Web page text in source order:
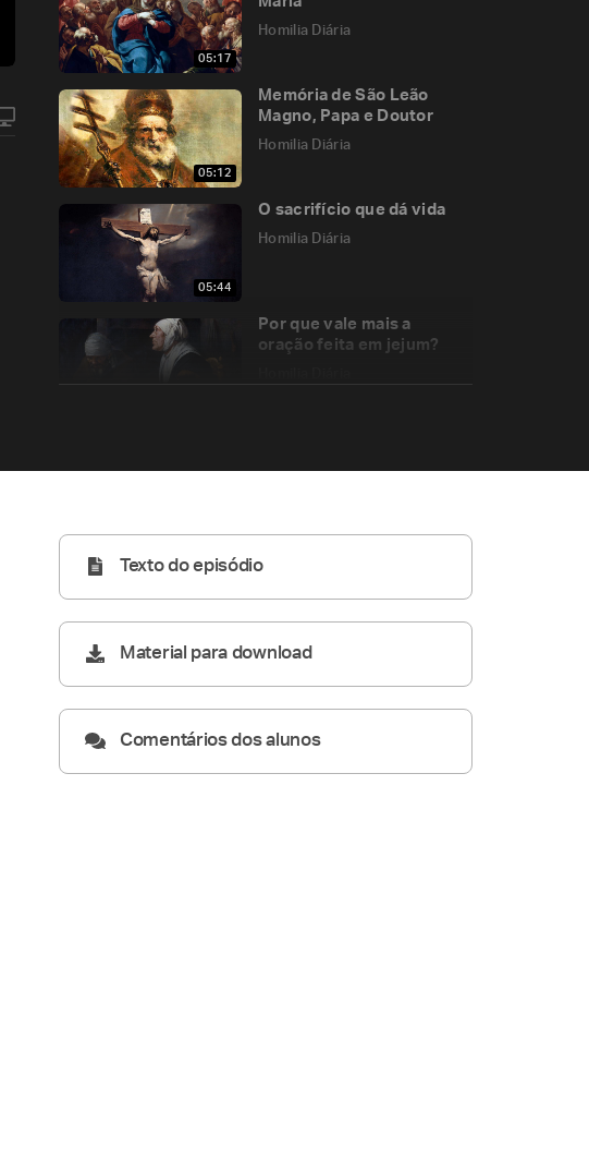
05:17
Homilia Diária
05:12
Memória de São Leão
Magno, Papa e Doutor
Homilia Diária
05:44
O sacrifício que dá vida
Homilia Diária
Por que vale mais a
oração feita em jejum?
Texto do episódio
Material para download
Comentários dos alunos